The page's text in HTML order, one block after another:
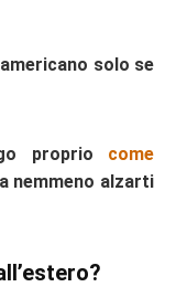
solo se
proprio come
nemmeno alzarti